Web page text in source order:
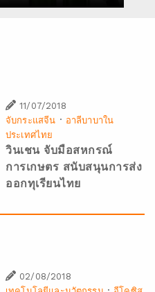
11/07/2018
จับกระแสจีน · อาลีบาบาใน
ประเทศไทย
วินเชน จับมือสหกรณ์
การเกษตร สนับสนุนการส่ง
ออกทุเรียนไทย
02/08/2018